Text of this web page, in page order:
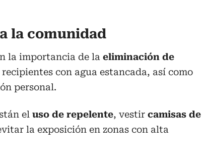
la comunidad
la importancia de la eliminación de
con agua estancada, así como
personal.
el uso de repelente, vestir camisas de
la exposición en zonas con alta